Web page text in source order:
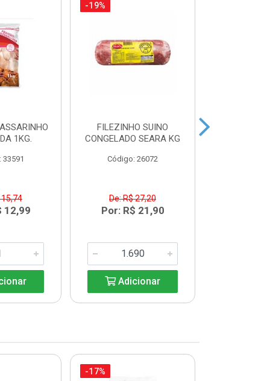
1KG.
33591
15,74
12,99
-19%
FILEZINHO SUINO
CONGELADO SEARA KG
Código: 26072
De: R$ 27,20
Por: R$ 21,90
Adicionar
-17%